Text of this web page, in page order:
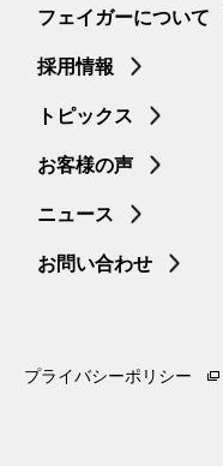
フェイガーについて
採用情報
トピックス
お客様の声
ニュース
お問い合わせ
プライバシーポリシー